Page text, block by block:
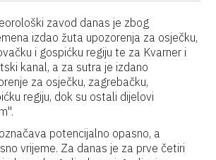
zavod danas je zbog
izdao žuta upozorenja za osječku,
i gospićku regiju te za Kvarner i
kanal, a za sutra je izdano
za osječku, zagrebačku,
regiju, dok su ostali dijelovi
potencijalno opasno, a
vrijeme. Za danas je za prve četiri